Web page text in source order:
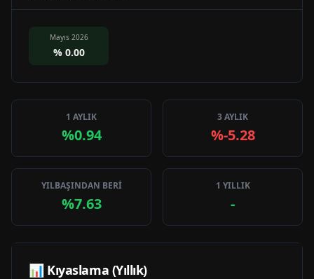
Mayıs 2026
% 0.00
1 AYLIK
%0.94
3 AYLIK
%-5.28
YILBAŞINDAN BERİ
%7.63
1 YILLIK
-
📊 Kıyaslama (Yıllık)